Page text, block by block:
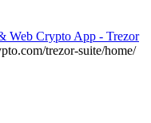
Web Crypto App - Trezor
trezor-suite/home/